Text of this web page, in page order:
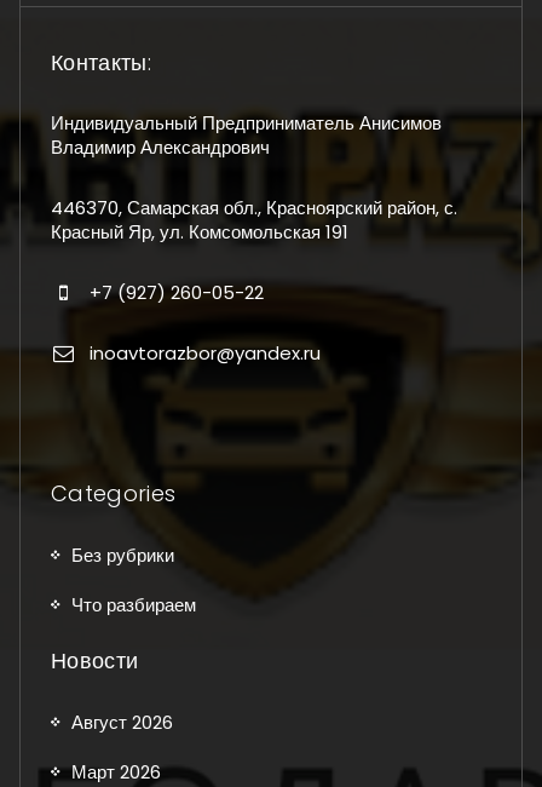
Контакты:
Индивидуальный Предприниматель Анисимов
Владимир Александрович
446370, Самарская обл., Красноярский район, с.
Красный Яр, ул. Комсомольская 191
+7 (927) 260-05-22
inoavtorazbor@yandex.ru
Categories
Без рубрики
Что разбираем
Новости
Август 2026
Март 2026